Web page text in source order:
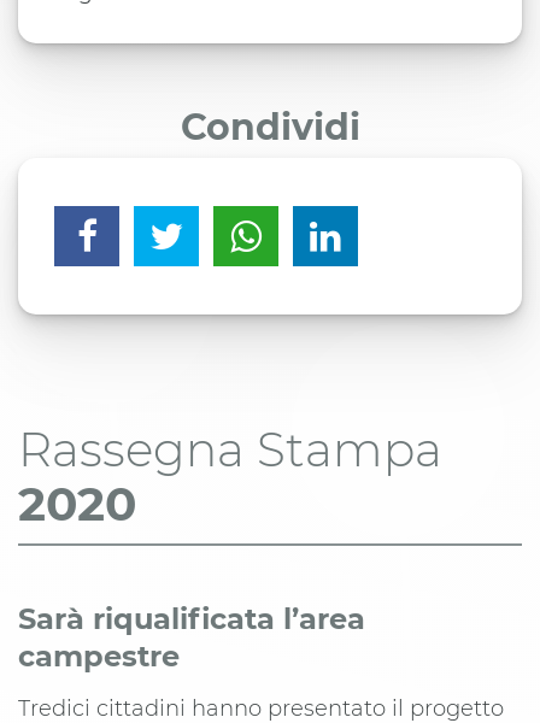
Condividi
Rassegna Stampa
2020
Sarà riqualificata l’area
campestre
Tredici cittadini hanno presentato il progetto